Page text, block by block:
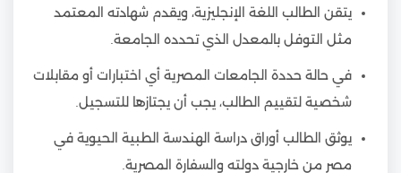
يتقن الطالب اللغة الإنجليزية، ويقدم شهادته المعتمد
مثل التوفل بالمعدل الذي تحدده الجامعة.
في حالة حددة الجامعات المصرية أي اختبارات أو مقابلات
شخصية لتقييم الطالب، يجب أن يجتازها للتسجيل.
يوثق الطالب أوراق دراسة الهندسة الطبية الحيوية في
مصر من خارجية دولته والسفارة المصرية.